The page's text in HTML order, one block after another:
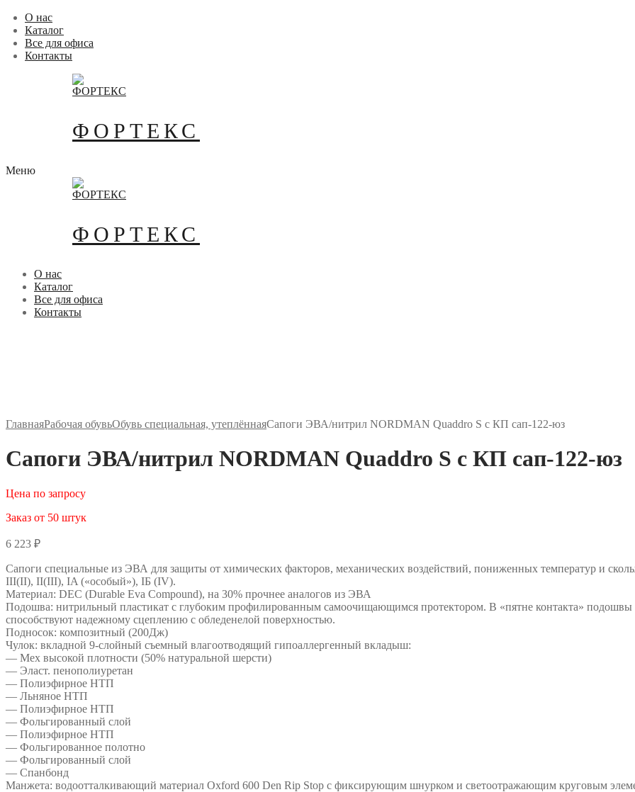
Перейти
содержимому
Меню
Закрыть
О нас
Каталог
Все для офиса
Контакты
ФОРТЕКС
Меню
ФОРТЕКС
О нас
Каталог
Все для офиса
Контакты
ГлавнаяРабочая обувьОбувь специальная, утеплённаяСапоги ЭВА/нитрил NORDMAN Quaddro S с КП сап-122-юз
Сапоги ЭВА/нитрил NORDMAN Quaddro S с КП сап-122-юз
Цена по запросу
Заказ от 50 штук
6 223 ₽
Сапоги специальные из ЭВА для защиты от химических факторов, механических воздействий, пониженных температур и
III(II), II(III), IA («особый»), IБ (IV).
Материал: DEC (Durable Eva Compound), на 30% прочнее аналогов из ЭВА
Подошва: нитрильный пластикат с глубоким профилированным самоочищающимся протектором. В «пятне контакта»
способствуют надежному сцеплению с обледенелой поверхностью.
Подносок: композитный (200Дж)
Чулок: вкладной 9-слойный съемный влагоотводящий гипоаллергенный вкладыш:
— Мех высокой плотности (50% натуральной шерсти)
— Эласт. пенополиуретан
— Полиэфирное НТП
— Льняное НТП
— Полиэфирное НТП
— Фольгированный слой
— Полиэфирное НТП
— Фольгированное полотно
— Фольгированный слой
— Спанбонд
Манжета: водоотталкивающий материал Oxford 600 Den Rip Stop с фиксирующим шнурком и светоотражающим круговым